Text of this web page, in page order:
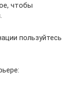
чтобы
пользуйтесь